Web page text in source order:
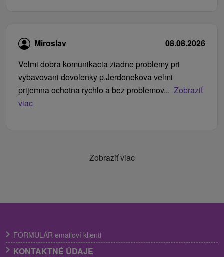
Miroslav
08.08.2026
Velmi dobra komunikacia ziadne problemy pri
vybavovani dovolenky p.Jerdonekova velmi
prijemna ochotna rychlo a bez problemov... Zobraziť
viac
Zobraziť viac
FORMULÁR emailoví klienti
KONTAKTNÉ ÚDAJE